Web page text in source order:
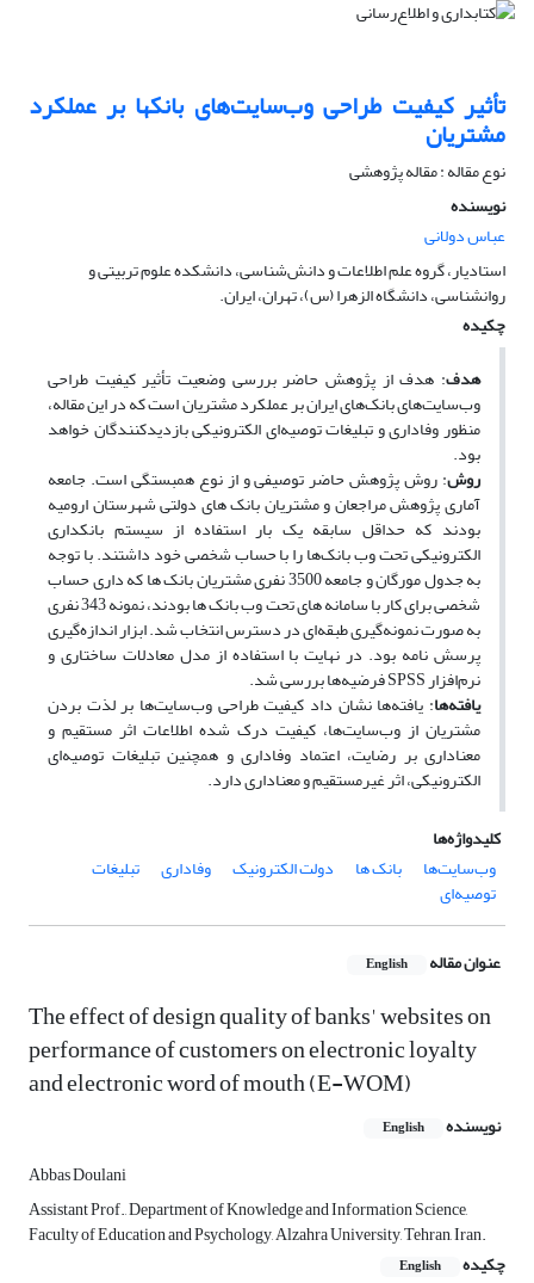
تأثیر کیفیت طراحی وب‌سایت‌های بانکها بر عملکرد
مشتریان
نوع مقاله : مقاله پژوهشی
نویسنده
عباس دولانی
استادیار، گروه علم اطلاعات و دانش‌شناسی، دانشکده علوم تربیتی و
روانشناسی، دانشگاه الزهرا (س)، تهران، ایران.
چکیده
هدف: هدف از پژوهش حاضر بررسی وضعیت تأثیر کیفیت طراحی
وب‌سایت‌های بانک‌های ایران بر عملکرد مشتریان است که در این مقاله،
منظور وفاداری و تبلیغات توصیه‌ای الکترونیکی بازدیدکنندگان خواهد
بود.
روش: روش پژوهش حاضر توصیفی و از نوع همبستگی است. جامعه
آماری پژوهش مراجعان و مشتریان بانک های دولتی شهرستان ارومیه
بودند که حداقل سابقه یک بار استفاده از سیستم بانکداری
الکترونیکی تحت وب بانک‌ها را با حساب شخصی خود داشتند. با توجه
به جدول مورگان و جامعه 3500 نفری مشتریان بانک ها که داری حساب
شخصی برای کار با سامانه های تحت وب بانک ها بودند، نمونه 343 نفری
به صورت نمونه‌گیری طبقه‌ای در دسترس انتخاب شد. ابزار اندازه‌گیری
پرسش نامه بود. در نهایت با استفاده از مدل معادلات ساختاری و
نرم‌افزار SPSS فرضیه‌ها بررسی شد.
یافته‌ها: یافته‌ها نشان داد کیفیت طراحی وب‌سایت‌ها بر لذت بردن
مشتریان از وب‌سایت‌ها، کیفیت درک شده اطلاعات اثر مستقیم و
معناداری بر رضایت، اعتماد وفاداری و همچنین تبلیغات توصیه‌ای
الکترونیکی، اثر غیرمستقیم و معناداری دارد.
کلیدواژه‌ها
وب‌سایت‌ها
بانک ها دولت الکترونیک وفاداری تبلیغات
توصیه‌ای
عنوان مقاله English
The effect of design quality of banks' websites on
performance of customers on electronic loyalty
and electronic word of mouth (E-WOM)
نویسنده English
Abbas Doulani
Assistant Prof., Department of Knowledge and Information Science,
Faculty of Education and Psychology, Alzahra University, Tehran, Iran.
چکیده
English